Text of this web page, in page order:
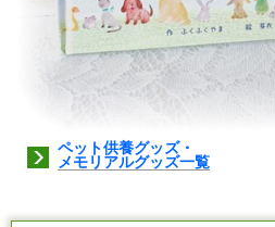
ペット供養グッズ・
メモリアルグッズ一覧